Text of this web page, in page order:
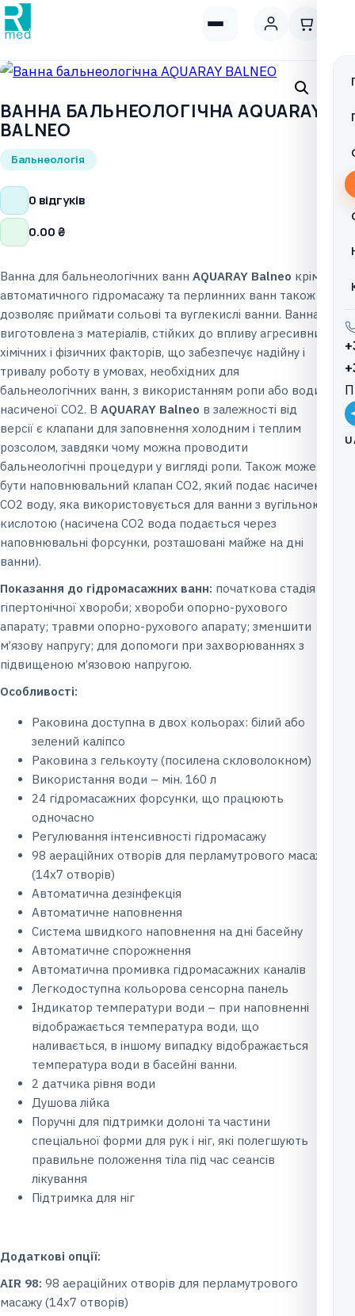
ВАННА БАЛЬНЕОЛОГІЧНА AQUARAY
BALNEO
Бальнеологія
0 відгуків
0.00₴
Ванна для бальнеологічних ванн AQUARAY Balneo крім
автоматичного гідромасажу та перлинних ванн також
дозволяє приймати сольові та вуглекислі ванни. Ванна
виготовлена ​​з матеріалів, стійких до впливу агресивних
хімічних і фізичних факторів, що забезпечує надійну і
тривалу роботу в умовах, необхідних для
бальнеологічних ванн, з використанням ропи або води,
насиченої СО2. В AQUARAY Balneo в залежності від
версії є клапани для заповнення холодним і теплим
розсолом, завдяки чому можна проводити
бальнеологічні процедури у вигляді ропи. Також може
бути наповнювальний клапан CO2, який подає насичену
CO2 воду, яка використовується для ванни з вугільною
кислотою (насичена CO2 вода подається через
наповнювальні форсунки, розташовані майже на дні
ванни).
Показання до гідромасажних ванн: початкова стадія
гіпертонічної хвороби; хвороби опорно-рухового
апарату; травми опорно-рухового апарату; зменшити
м’язову напругу; для допомоги при захворюваннях з
підвищеною м’язовою напругою.
Особливості:
Раковина доступна в двох кольорах: білий або
зелений каліпсо
Раковина з гелькоуту (посилена скловолокном)
Використання води – мін. 160 л
24 гідромасажних форсунки, що працюють
одночасно
Регулювання інтенсивності гідромасажу
98 аераційних отворів для перламутрового масажу
(14х7 отворів)
Автоматична дезінфекція
Автоматичне наповнення
Система швидкого наповнення на дні басейну
Автоматичне спорожнення
Автоматична промивка гідромасажних каналів
Легкодоступна кольорова сенсорна панель
Індикатор температури води – при наповненні
відображається температура води, що
наливається, в іншому випадку відображається
температура води в басейні ванни.
2 датчика рівня води
Душова лійка
Поручні для підтримки долоні та частини
спеціальної форми для рук і ніг, які полегшують
правильне положення тіла під час сеансів
лікування
Підтримка для ніг
Додаткові опції:
AIR 98: 98 аераційних отворів для перламутрового
масажу (14х7 отворів)